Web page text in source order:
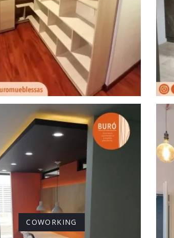
COWORKING